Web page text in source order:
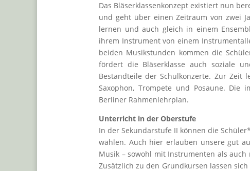
Das Bläserklassenkonzept existiert nun
und geht über einen Zeitraum von zwei
lernen und auch gleich in einem
ihrem Instrument von einem
beiden Musikstunden kommen die
fördert die Bläserklasse auch soziale
Bestandteile der Schulkonzerte. Zur Zeit
Saxophon, Trompete und Posaune. Die
Berliner Rahmenlehrplan.
Unterricht in der Oberstufe
In der Sekundarstufe II können die
wählen. Auch hier erlauben unsere gut
Musik – sowohl mit Instrumenten als
Zusätzlich zu den Grundkursen lassen